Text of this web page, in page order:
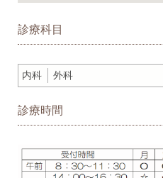
診療科目
内科 外科
診療時間